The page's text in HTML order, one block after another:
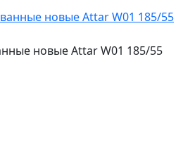
новые Attar W01 185/55